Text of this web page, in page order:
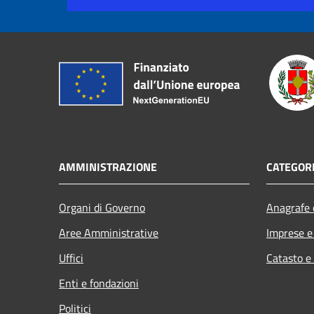
AMMINISTRAZIONE
Organi di Governo
Aree Amministrative
Uffici
Enti e fondazioni
Politici
Imprese
Catasto